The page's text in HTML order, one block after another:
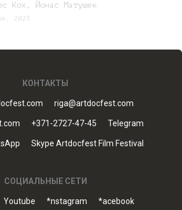
Кох, Йонас Матушек
2023
КОНТАКТЫ
riga@artdocfest.com
+371-2727-47-45 Telegram
Skype Artdocfest Film Festival
СОЦИАЛЬНЫЕ СЕТИ
Youtube *nstagram *acebook